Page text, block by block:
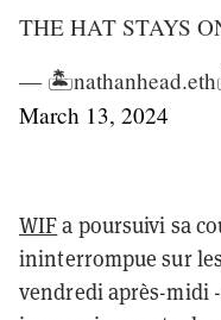
THE HAT STAYS
—
March 13, 2024
WIFa poursuivi sa
ininterrompue sur
vendredi après-midi